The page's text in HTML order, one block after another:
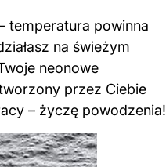
temperatura powinna
na świeżym
neonowe
przez Ciebie
– życzę powodzenia!